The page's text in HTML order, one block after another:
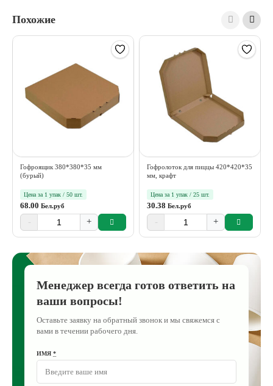
Похожие
Гофроящик 380*380*35 мм
(бурый)
Цена за 1 упак / 50 шт.
68.00 Бел.руб
- +
Гофролоток для пиццы 420*420*35
мм, крафт
Цена за 1 упак / 25 шт.
30.38 Бел.руб
- +
Менеджер всегда готов ответить на
ваши вопросы!
Оставьте заявку на обратный звонок и мы свяжемся с
вами в течении рабочего дня.
ИМЯ *